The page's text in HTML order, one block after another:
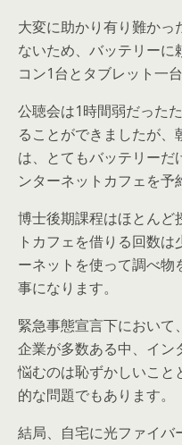
大変に助かり有り難か
ないため、バッテリーに
コン1台とタブレット一
公聴会は1時間弱だった
ることができましたが
は、とてもバッテリー
ンターネットカフェを予
博士後期課程はほとんど
トカフェを借りる回数
ーネットを使って調べ物
事になります。
緊急事態宣言下において
企業が多数ある中、イン
悩むのは恥ずかしいこと
的な問題でもあります。
結局、自宅に光ファイバ